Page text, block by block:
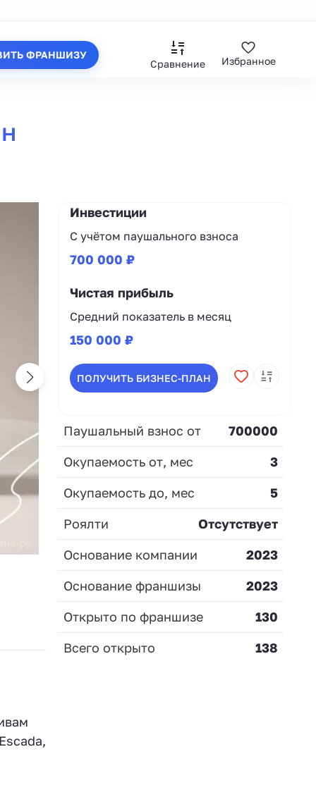
ФРАНШИЗУ
Сравнение Избранное
Инвестиции
С учётом паушального взноса
700 000 ₽
Чистая прибыль
Средний показатель в месяц
150 000 ₽
ПОЛУЧИТЬ БИЗНЕС-ПЛАН
Паушальный взнос от
700000
Окупаемость от, мес
3
Окупаемость до, мес
5
Роялти
Отсутствует
Основание компании
2023
Основание франшизы
2023
Открыто по франшизе
130
Всего открыто
138